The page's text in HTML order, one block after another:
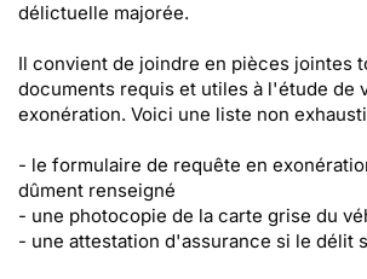
délictuelle majorée.
Il convient de joindre en pièces jointes
documents requis et utiles à l'étude de
exonération. Voici une liste non
- le formulaire de requête en
dûment renseigné
- une photocopie de la carte grise du
- une attestation d'assurance si le délit